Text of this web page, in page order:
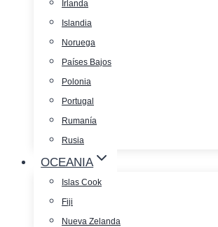
Irlanda
Islandia
Noruega
Países Bajos
Polonia
Portugal
Rumanía
Rusia
OCEANIA
Islas Cook
Fiji
Nueva Zelanda